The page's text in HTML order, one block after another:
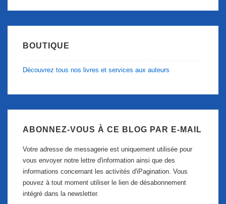
BOUTIQUE
Découvrez tous nos livres et services aux auteurs
ABONNEZ-VOUS À CE BLOG PAR E-MAIL
Votre adresse de messagerie est uniquement utilisée pour
vous envoyer notre lettre d'information ainsi que des
informations concernant les activités d'iPagination. Vous
pouvez à tout moment utiliser le lien de désabonnement
intégré dans la newsletter.